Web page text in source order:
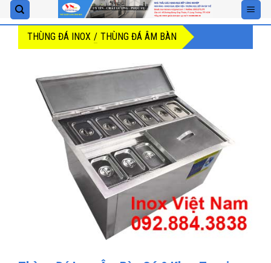
Skip
to
contentTHÙNG ĐÁ INOX / THÙNG ĐÁ ÂM BÀN